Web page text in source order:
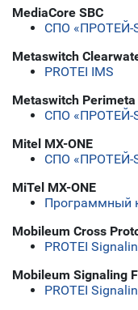
MediaCore SBC
СПО «ПРОТЕЙ-
Metaswitch
PROTEI IMS
Metaswitch Perimeta
СПО «ПРОТЕЙ-
Mitel MX-ONE
СПО «ПРОТЕЙ-
MiTel MX-ONE
Программный
Mobileum Cross
PROTEI
Mobileum Signaling
PROTEI